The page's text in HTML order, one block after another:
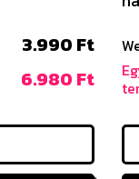
3.990 Ft
6.980 Ft